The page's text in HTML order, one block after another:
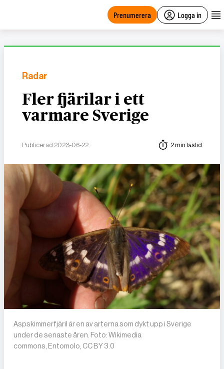
Prenumerera Logga in
Radar
Fler fjärilar i ett
varmare Sverige
Publicerad 2023-06-22 2 min lästid
Aspskimmerfjäril är en av arterna som dykt upp i Sverige
under de senaste åren. Foto: Wikimedia
commons, Entomolo, CC BY 3.0